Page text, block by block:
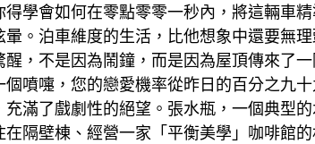
學會如何在零點零零一秒內，將這輛車
。泊車維度的生活，比他想象中還要無
，不是因為鬧鐘，而是因為屋頂傳來了
噴嚏，您的戀愛機率從昨日的百分之九
滿了戲劇性的絕望。張水瓶，一個典型
隔壁棟、經營一家「平衡美學」咖啡館